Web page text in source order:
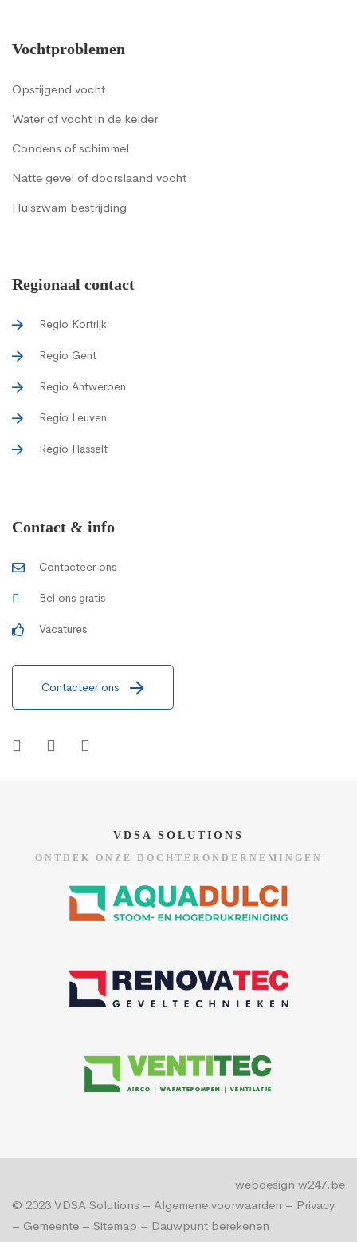
Vochtproblemen
Opstijgend vocht
Water of vocht in de kelder
Condens of schimmel
Natte gevel of doorslaand vocht
Huiszwam bestrijding
Regionaal contact
Regio Kortrijk
Regio Gent
Regio Antwerpen
Regio Leuven
Regio Hasselt
Contact & info
Contacteer ons
Bel ons gratis
Vacatures
Contacteer ons
VDSA SOLUTIONS
ONTDEK ONZE DOCHTERONDERNEMINGEN
© 2023 VDSA Solutions – Algemene voorwaarden – Privacy
– Gemeente – Sitemap – Dauwpunt berekenen
webdesign w247.be